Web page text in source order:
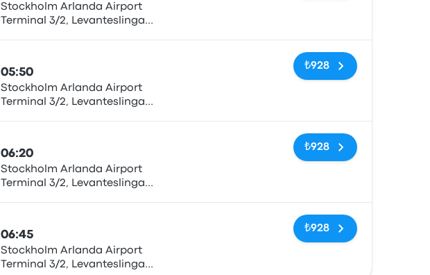
Stockholm Arlanda Airport
Terminal 3/2, Levanteslingan,
05:50
Stockholm Arlanda Airport
Terminal 3/2, Levanteslingan,
Etiketler yok
₺928
06:20
Stockholm Arlanda Airport
Terminal 3/2, Levanteslingan,
Etiketler yok
₺928
06:45
Stockholm Arlanda Airport
Terminal 3/2, Levanteslingan,
Etiketler yok
₺928